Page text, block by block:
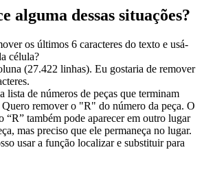
alguma dessas situações?
os últimos 6 caracteres do texto e usá-
célula?
(27.422 linhas). Eu gostaria de remover
lista de números de peças que terminam
remover o "R" do número da peça. O
“R” também pode aparecer em outro lugar
mas preciso que ele permaneça no lugar.
usar a função localizar e substituir para